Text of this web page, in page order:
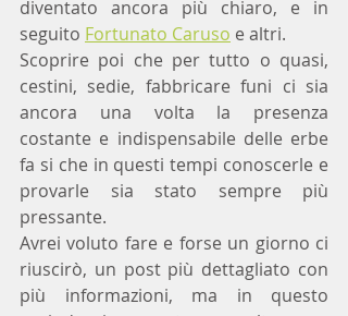
diventato ancora più chiaro, e in
seguito Fortunato Caruso e altri.
Scoprire poi che per tutto o quasi,
cestini, sedie, fabbricare funi ci sia
ancora una volta la presenza
costante e indispensabile delle erbe
fa si che in questi tempi conoscerle e
provarle sia stato sempre più
pressante.
Avrei voluto fare e forse un giorno ci
riuscirò, un post più dettagliato con
più informazioni, ma in questo